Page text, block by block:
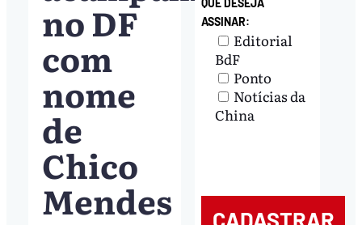
no DF
com
nome
de
Chico
Mendes
QUE DESEJA
ASSINAR:
Editorial
BdF
Ponto
Notícias da
China